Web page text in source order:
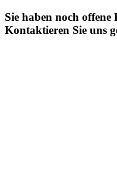
Sie haben noch offene
Kontaktieren Sie uns